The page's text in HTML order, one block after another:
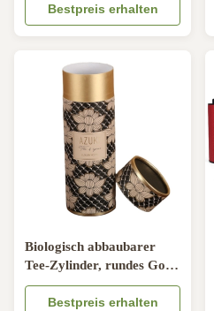
biologisch abbaubares
Papierrohr aus Pappe
Bestpreis erhalten
Biologisch abbaubarer
Tee-Zylinder, rundes Gold,
das Lebensmittel-
Papierrohr für Blatt-Tee
Bestpreis erhalten